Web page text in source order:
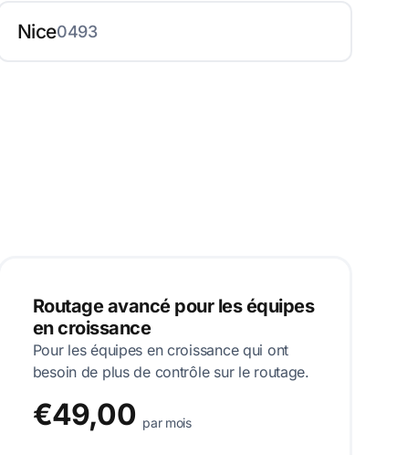
Nice0493
Routage avancé pour les équipes
en croissance
Pour les équipes en croissance qui ont
besoin de plus de contrôle sur le routage.
€49,00 par mois